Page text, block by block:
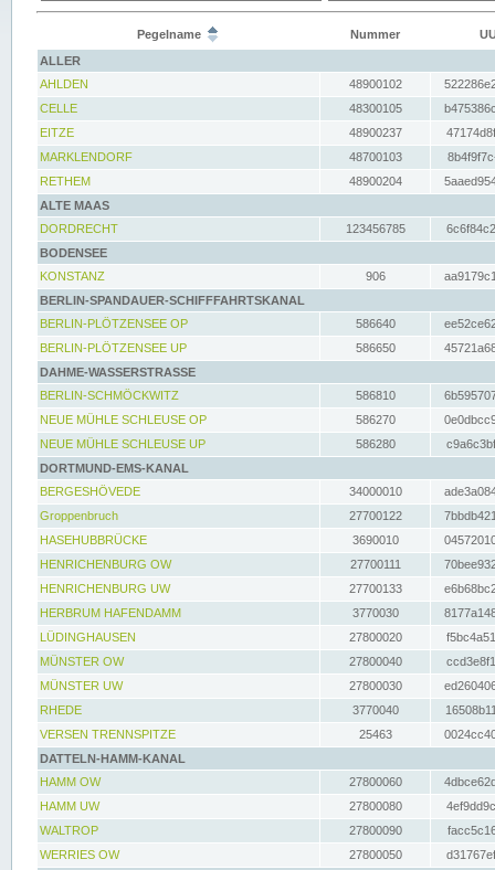
Pegelname Nummer
ALLER
AHLDEN
48900102
CELLE
48300105
EITZE
48900237
MARKLENDORF
48700103
RETHEM
48900204
ALTE MAAS
DORDRECHT
123456785
BODENSEE
KONSTANZ
906
BERLIN-SPANDAUER-SCHIFFFAHRTSKANAL
BERLIN-PLÖTZENSEE OP
586640
BERLIN-PLÖTZENSEE UP
586650
DAHME-WASSERSTRASSE
BERLIN-SCHMÖCKWITZ
586810
NEUE MÜHLE SCHLEUSE OP
586270
NEUE MÜHLE SCHLEUSE UP
586280
DORTMUND-EMS-KANAL
BERGESHÖVEDE
34000010
Groppenbruch
27700122
HASEHUBBRÜCKE
3690010
HENRICHENBURG OW
27700111
HENRICHENBURG UW
27700133
HERBRUM HAFENDAMM
3770030
LÜDINGHAUSEN
27800020
MÜNSTER OW
27800040
MÜNSTER UW
27800030
RHEDE
3770040
VERSEN TRENNSPITZE
25463
DATTELN-HAMM-KANAL
HAMM OW
27800060
HAMM UW
27800080
WALTROP
27800090
WERRIES OW
27800050